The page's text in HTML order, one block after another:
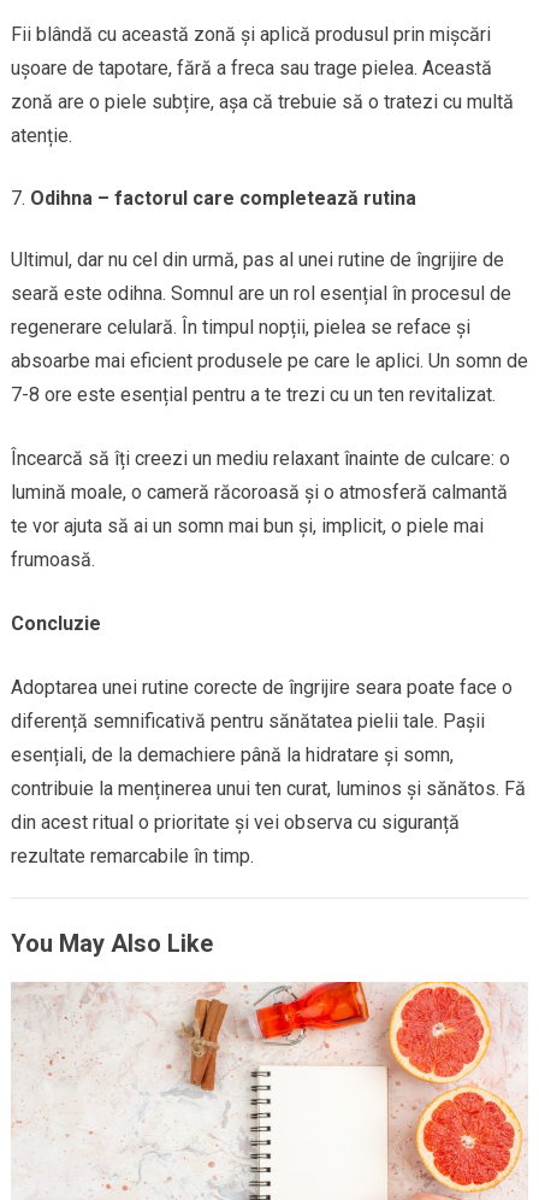
Fii blândă cu această zonă și aplică produsul prin mișcări
ușoare de tapotare, fără a freca sau trage pielea. Această
zonă are o piele subțire, așa că trebuie să o tratezi cu multă
atenție.
Odihna – factorul care completează rutina
Ultimul, dar nu cel din urmă, pas al unei rutine de îngrijire de
seară este odihna. Somnul are un rol esențial în procesul de
regenerare celulară. În timpul nopții, pielea se reface și
absoarbe mai eficient produsele pe care le aplici. Un somn de
7-8 ore este esențial pentru a te trezi cu un ten revitalizat.
Încearcă să îți creezi un mediu relaxant înainte de culcare: o
lumină moale, o cameră răcoroasă și o atmosferă calmantă
te vor ajuta să ai un somn mai bun și, implicit, o piele mai
frumoasă.
Concluzie
Adoptarea unei rutine corecte de îngrijire seara poate face o
diferență semnificativă pentru sănătatea pielii tale. Pașii
esențiali, de la demachiere până la hidratare și somn,
contribuie la menținerea unui ten curat, luminos și sănătos. Fă
din acest ritual o prioritate și vei observa cu siguranță
rezultate remarcabile în timp.
You May Also Like